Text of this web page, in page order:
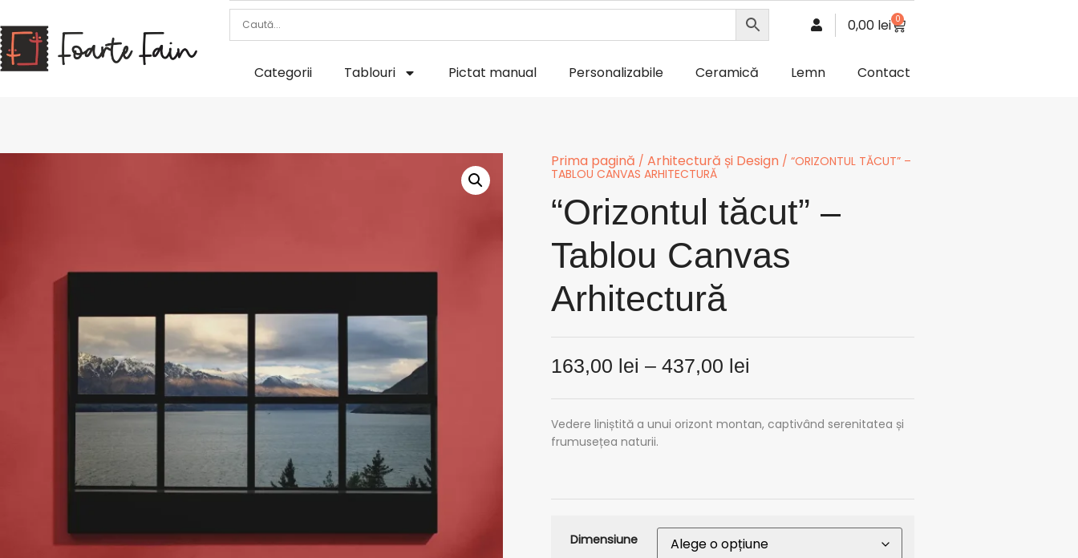
0,00 lei 0
Categorii Tablouri Pictat manual Personalizabile Ceramică Lemn Contact
Prima pagină / Arhitectură și Design / “ORIZONTUL TĂCUT” –
TABLOU CANVAS ARHITECTURĂ
“Orizontul tăcut” –
Tablou Canvas
Arhitectură
163,00 lei – 437,00 lei
Vedere liniștită a unui orizont montan, captivând serenitatea și
frumusețea naturii.
Dimensiune